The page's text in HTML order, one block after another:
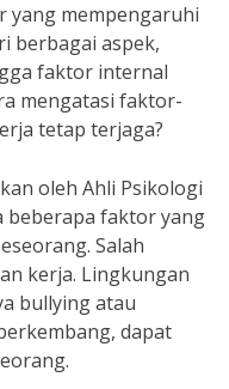
yang mempengaruhi
berbagai aspek,
faktor internal
mengatasi faktor-
tetap terjaga?
oleh Ahli Psikologi
beberapa faktor yang
Salah
kerja. Lingkungan
bullying atau
dapat